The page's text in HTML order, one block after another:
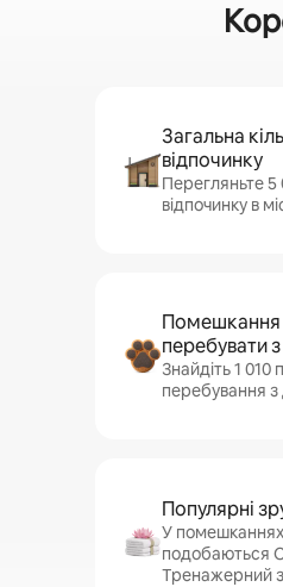
Загальна
відпочинку
Перегляньте
відпочинку в
Помешкання
перебувати
Знайдіть 1
перебування
Популярні
У помешканнях
подобаються
Тренажерний